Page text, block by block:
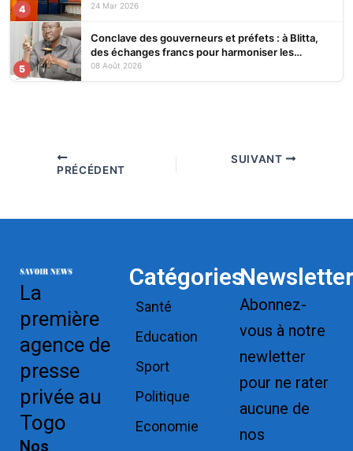
4 24 Mar 2026
5
Conclave des gouverneurs et préfets : à Blitta,
des échanges francs pour harmoniser les
pratiques et renforcer l’efficacité de l’action
08 Août 2026
PRÉCÉDENT
SUIVANT
La
première
agence de
presse
privée au
Togo
Nos
Catégories
Santé
Education
Sport
Politique
Economie
Newsletter
Abonnez-
vous à notre
newletter
pour ne rater
aucune de
nos